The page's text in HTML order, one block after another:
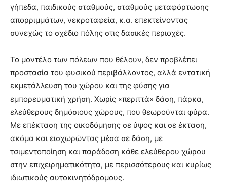
γήπεδα, παιδικούς σταθμούς, σταθμούς μεταφόρτωσης
απορριμμάτων, νεκροταφεία, κ.α. επεκτείνοντας
συνεχώς το σχέδιο πόλης στις δασικές περιοχές.
Το μοντέλο των πόλεων που θέλουν, δεν προβλέπει
προστασία του φυσικού περιβάλλοντος, αλλά εντατική
εκμετάλλευση του χώρου και της φύσης για
εμπορευματική χρήση. Χωρίς «περιττά» δάση, πάρκα,
ελεύθερους δημόσιους χώρους, που θεωρούνται φύρα.
Με επέκταση της οικοδόμησης σε ύψος και σε έκταση,
ακόμα και εισχωρώντας μέσα σε δάση, με
τσιμεντοποίηση και παράδοση κάθε ελεύθερου χώρου
στην επιχειρηματικότητα, με περισσότερους και κυρίως
ιδιωτικούς αυτοκινητόδρομους.